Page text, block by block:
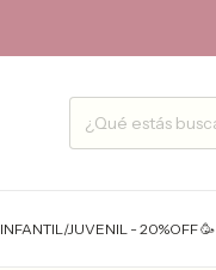
INFANTIL/JUVENIL - 20%OFF 🥳